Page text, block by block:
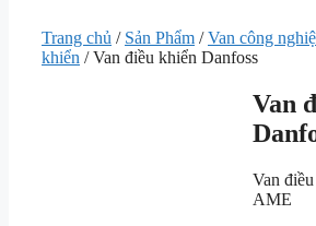
Trang chủ / Sản Phẩm /Van công
khiển / Van điều khiển Danfoss
Van
Van
AME